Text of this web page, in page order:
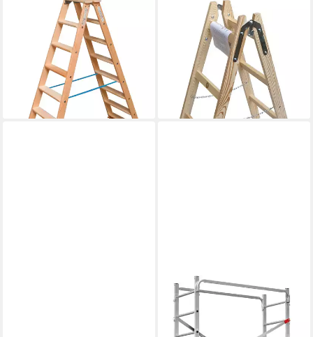
Doppelleiter STABILO, Holz,
2x8 Stufen, Arbeitshöhe ca.
272,33 € UVP442,00 €
lieferbar - in 5-6 Werktagen bei dir
VAGO-TOOLS
Vielzweckleiter Holzleiter
Leiter Trittleiter 2 x 3 Stufen
(Stück)
46,90 €
lieferbar - in 4-5 Werktagen bei dir
HAILO
Vielzweckleiter G60 (1-St),
Aluminium-